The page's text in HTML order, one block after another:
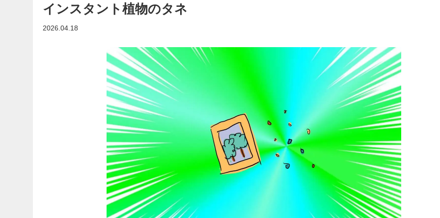
インスタント植物のタネ
2026.04.18